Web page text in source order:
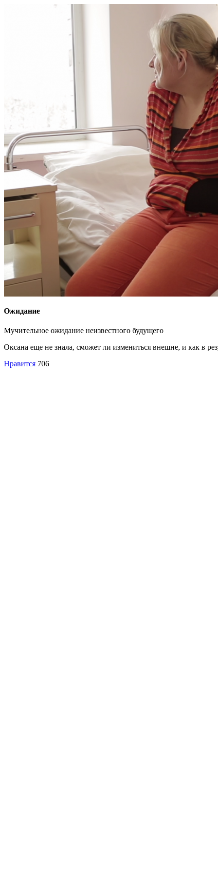
Ожидание
Мучительное ожидание неизвестного будущего
Оксана еще не знала, сможет ли измениться внешне, и как в
Нравится 706